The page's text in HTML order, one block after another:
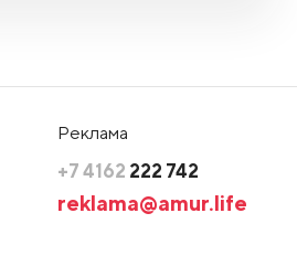
Реклама
+7 4162 222 742
reklama@amur.life